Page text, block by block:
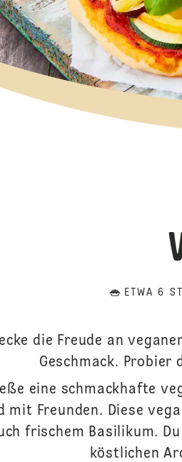
ETWA 6
die Freude an
Geschmack. Probier
eine schmackhafte
mit Freunden. Diese
frischem Basilikum.
köstlichen